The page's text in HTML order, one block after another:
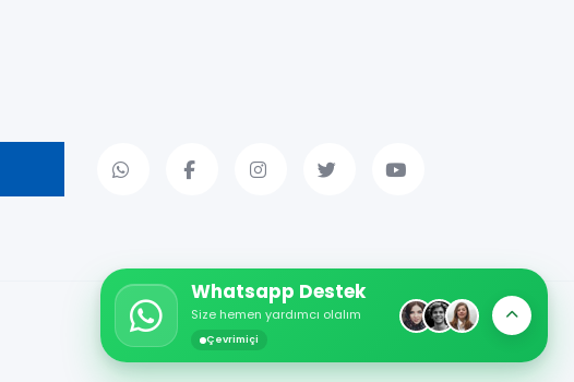
Whatsapp Destek
Size hemen yardımcı olalım
Çevrimiçi